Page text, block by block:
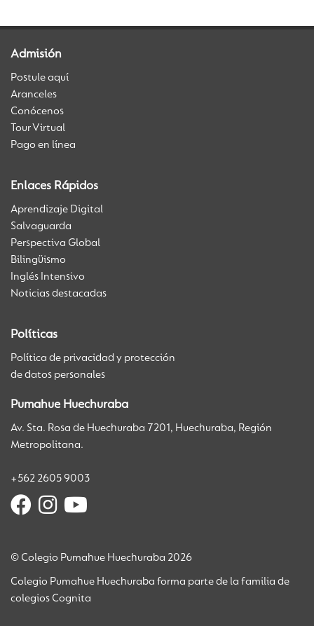
Admisión
Postule aquí
Aranceles
Conócenos
Tour Virtual
Pago en línea
Enlaces Rápidos
Aprendizaje Digital
Salvaguarda
Perspectiva Global
Bilingüismo
Inglés Intensivo
Noticias destacadas
Políticas
Política de privacidad y protección
de datos personales
Pumahue Huechuraba
Av. Sta. Rosa de Huechuraba 7201, Huechuraba, Región
Metropolitana.
+562 2605 9003
© Colegio Pumahue Huechuraba 2026
Colegio Pumahue Huechuraba forma parte de la familia de
colegios Cognita